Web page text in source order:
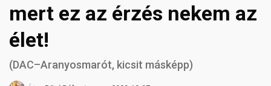
mert ez az érzés nekem az
élet!
(DAC–Aranyosmarót, kicsit másképp)